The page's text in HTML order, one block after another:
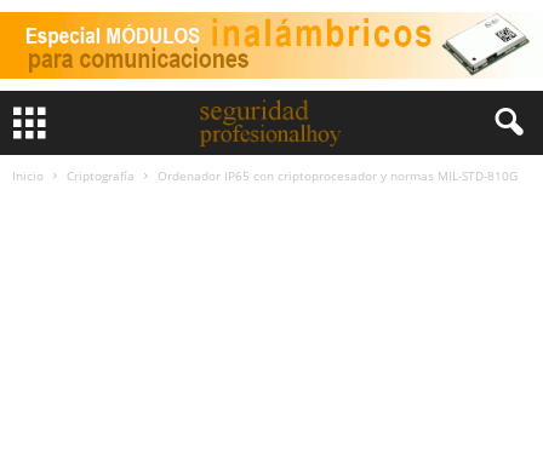
Inicio Criptografía Ordenador IP65 con criptoprocesador y normas MIL-STD-810G